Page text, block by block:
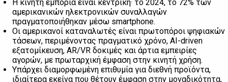
Η κινητή εμπορία είναι κεντρική· το 2024, το 72% των
αμερικανικών ηλεκτρονικών συναλλαγών
πραγματοποιήθηκαν μέσω smartphone.
Οι αμερικανοί καταναλωτές είναι πρωτοπόροι ψηφιακών
τάσεων, περιμένοντας πραγματικό χρόνο, AI-driven
εξατομίκευση, AR/VR δοκιμές και άρτια εμπειρίες
αγορών, με πρωταρχική έμφαση στην κινητή χρήση.
Υπάρχει διαμορφωμένη επιθυμία για διεθνή προϊόντα,
ιδιαίτερα εκείνα που θέτουν έμφαση στην μοναδικότητα,